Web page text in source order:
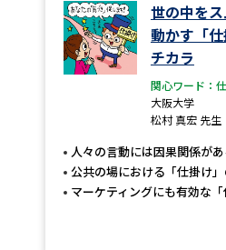
世の中を
動かす「
チカラ
関心ワード：
大阪大学
松村 真宏 先生
人々の言動には因果関係が
公共の場における「仕掛け
マーケティングにも有効な「